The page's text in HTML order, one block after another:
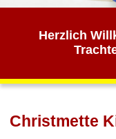
Herzlich
Christmette